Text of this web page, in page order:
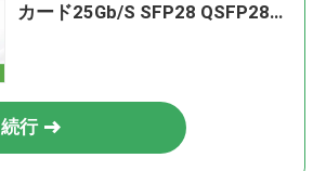
カード25Gb/S SFP28 QSFP28の
続行